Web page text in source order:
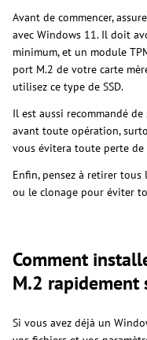
Avant de commencer,
avec Windows 11. Il doit
minimum, et un module
port M.2 de votre carte
utilisez ce type de SSD.
Il est aussi recommandé
avant toute opération,
vous évitera toute perte de
Enfin, pensez à retirer
ou le clonage pour éviter
Comment
M.2 rapidement
Si vous avez déjà un